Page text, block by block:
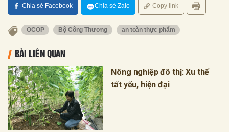
Chia sẻ Facebook Chia sẻ Zalo Copy link
OCOP Bộ Công Thương an toàn thực phẩm
BÀI LIÊN QUAN
Nông nghiệp đô thị: Xu thế
tất yếu, hiện đại